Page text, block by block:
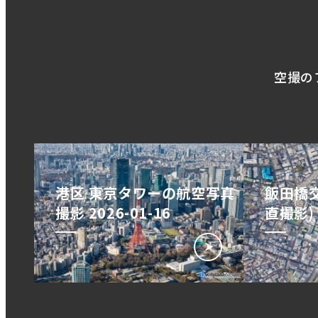
空撮の
港区 東京タワーの航空写真
撮影 2026-01-16
飯田橋
直撮影